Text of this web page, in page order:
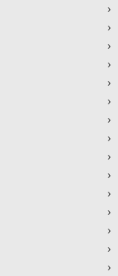
›
›
›
›
›
›
›
›
›
›
›
›
›
›
›